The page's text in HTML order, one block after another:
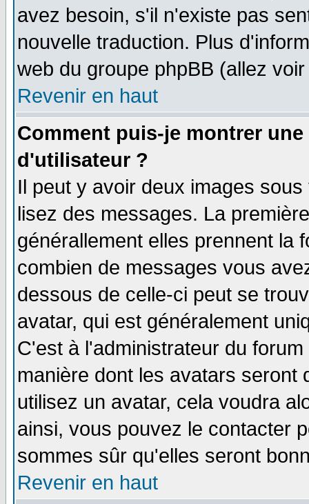
avez besoin, s'il n'existe pas
nouvelle traduction. Plus
web du groupe phpBB (allez
Revenir en haut
Comment puis-je montrer
d'utilisateur ?
Il peut y avoir deux images
lisez des messages. La
générallement elles prennent la
combien de messages vous
dessous de celle-ci peut se
avatar, qui est généralement
C'est à l'administrateur du
manière dont les avatars seront
utilisez un avatar, cela voudra
ainsi, vous pouvez le contacter
sommes sûr qu'elles seront
Revenir en haut